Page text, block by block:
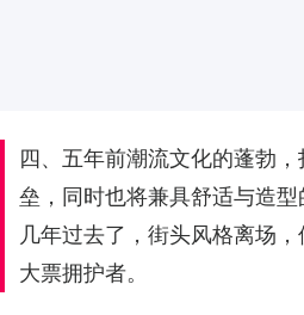
四、五年前潮流文化的蓬勃
垒，同时也将兼具舒适与造型
几年过去了，街头风格离场
大票拥护者。